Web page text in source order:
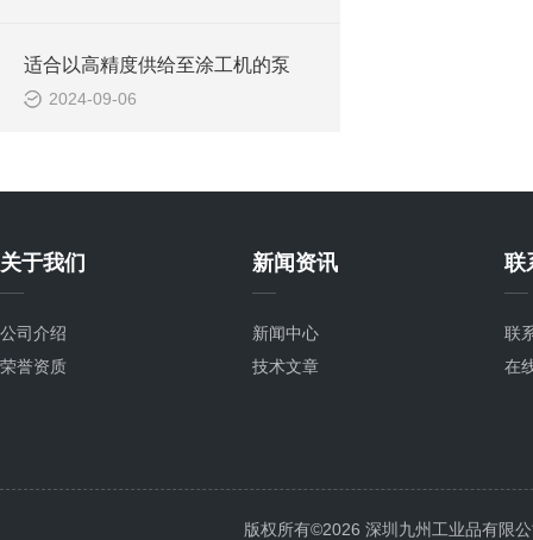
适合以高精度供给至涂工机的泵
2024-09-06
关于我们
公司介绍
荣誉资质
新闻资讯
新闻中心
技术文章
联
联
在
版权所有©2026 深圳九州工业品有限